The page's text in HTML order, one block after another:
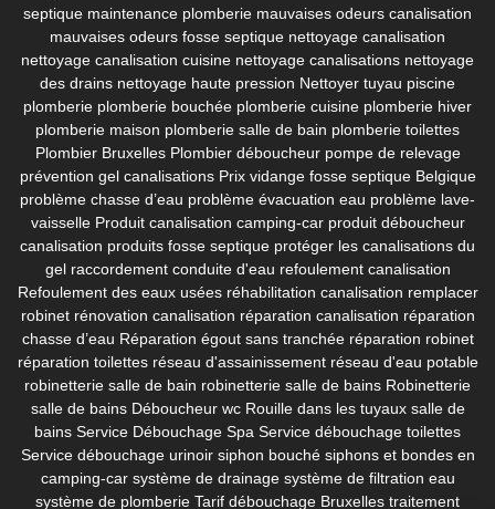
septique maintenance plomberie mauvaises odeurs canalisation
mauvaises odeurs fosse septique nettoyage canalisation
nettoyage canalisation cuisine nettoyage canalisations nettoyage
des drains nettoyage haute pression Nettoyer tuyau piscine
plomberie plomberie bouchée plomberie cuisine plomberie hiver
plomberie maison plomberie salle de bain plomberie toilettes
Plombier Bruxelles Plombier déboucheur pompe de relevage
prévention gel canalisations Prix vidange fosse septique Belgique
problème chasse d’eau problème évacuation eau problème lave-
vaisselle Produit canalisation camping-car produit déboucheur
canalisation produits fosse septique protéger les canalisations du
gel raccordement conduite d'eau refoulement canalisation
Refoulement des eaux usées réhabilitation canalisation remplacer
robinet rénovation canalisation réparation canalisation réparation
chasse d’eau Réparation égout sans tranchée réparation robinet
réparation toilettes réseau d'assainissement réseau d'eau potable
robinetterie salle de bain robinetterie salle de bains Robinetterie
salle de bains Déboucheur wc Rouille dans les tuyaux salle de
bains Service Débouchage Spa Service débouchage toilettes
Service débouchage urinoir siphon bouché siphons et bondes en
camping-car système de drainage système de filtration eau
système de plomberie Tarif débouchage Bruxelles traitement